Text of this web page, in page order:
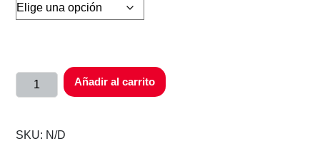
Añadir al carrito
SKU: N/D